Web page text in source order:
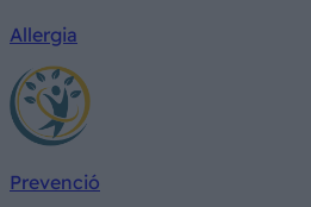
Allergia
Prevenció